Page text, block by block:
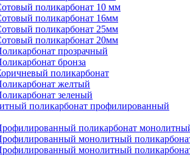
поликарбонат 10 мм
поликарбонат 16мм
поликарбонат 25мм
поликарбонат 20мм
прозрачный
бронза
поликарбонат
желтый
зеленый
поликарбонат профилированный
поликарбонат
монолитный
монолитный